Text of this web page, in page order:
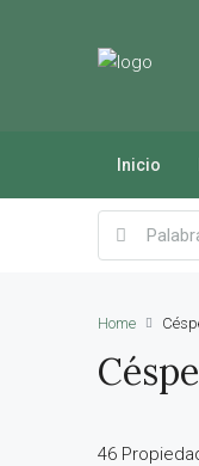
Inicio
Home
46